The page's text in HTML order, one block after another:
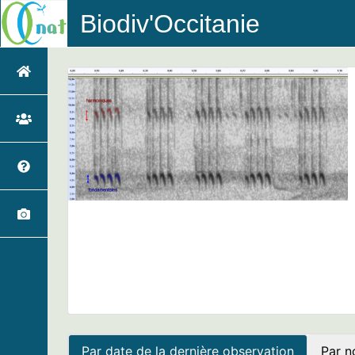
Biodiv'Occitanie
Par date de la dernière observation Par